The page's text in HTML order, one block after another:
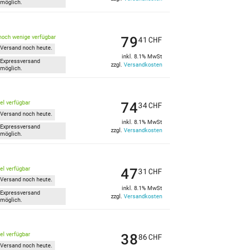
möglich.
wenige verfügbar
Versand noch heute.
Expressversand
möglich.
7941 CHF
inkl. 8.1% MwSt
zzgl. Versandkosten
verfügbar
Versand noch heute.
Expressversand
möglich.
7434CHF
inkl. 8.1% MwSt
zzgl. Versandkosten
verfügbar
Versand noch heute.
Expressversand
möglich.
4731 CHF
inkl. 8.1% MwSt
zzgl. Versandkosten
verfügbar
Versand noch heute.
3886CHF